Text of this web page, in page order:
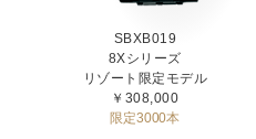
SBXB019
8Xシリーズ
リゾート限定モデル
￥308,000
限定3000本